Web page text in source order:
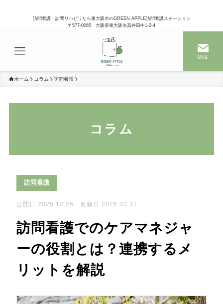
訪問看護・訪問リハビリなら東大阪市のGREEN APPLE訪問看護ステーション
〒577-0065 大阪府東大阪市高井田中1-2-4
MAIL
ホーム コラム 訪問看護
コラム
訪問看護
公開日 2025.12.26 更新日 2026.03.31
訪問看護でのケアマネジャ
ーの役割とは？連携するメ
リットを解説